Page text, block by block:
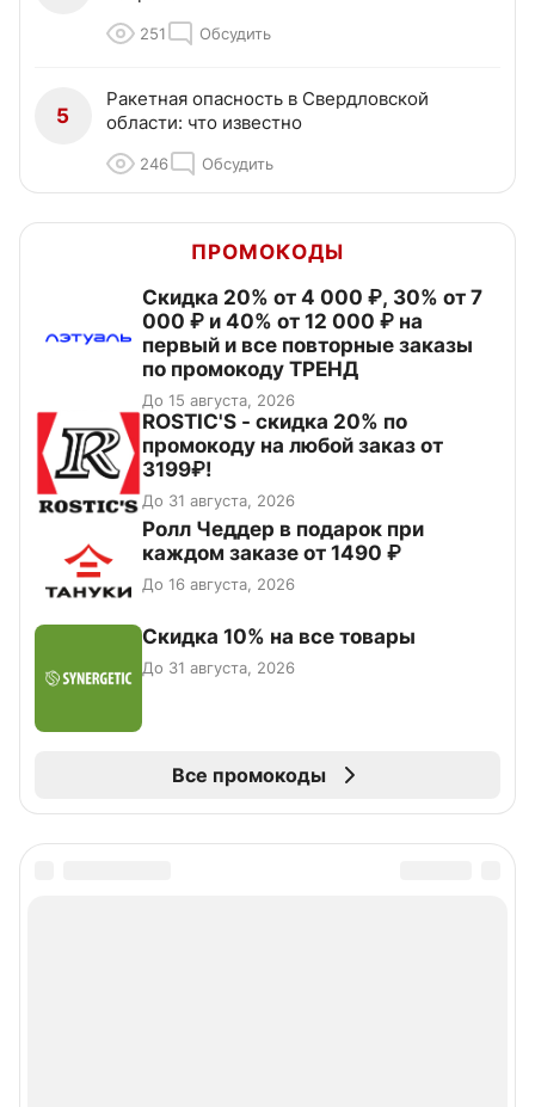
251 Обсудить
5
Ракетная опасность в Свердловской
области: что известно
246 Обсудить
ПРОМОКОДЫ
Скидка 20% от 4 000 ₽, 30% от 7
000 ₽ и 40% от 12 000 ₽ на
первый и все повторные заказы
по промокоду ТРЕНД
До 15 августа, 2026
ROSTIC'S - скидка 20% по
промокоду на любой заказ от
3199₽!
До 31 августа, 2026
Ролл Чеддер в подарок при
каждом заказе от 1490 ₽
До 16 августа, 2026
Скидка 10% на все товары
До 31 августа, 2026
Все промокоды